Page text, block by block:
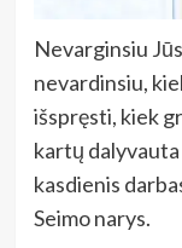
Nevarginsiu
nevardinsiu,
išspręsti, kiek
kartų
kasdienis
Seimo narys.